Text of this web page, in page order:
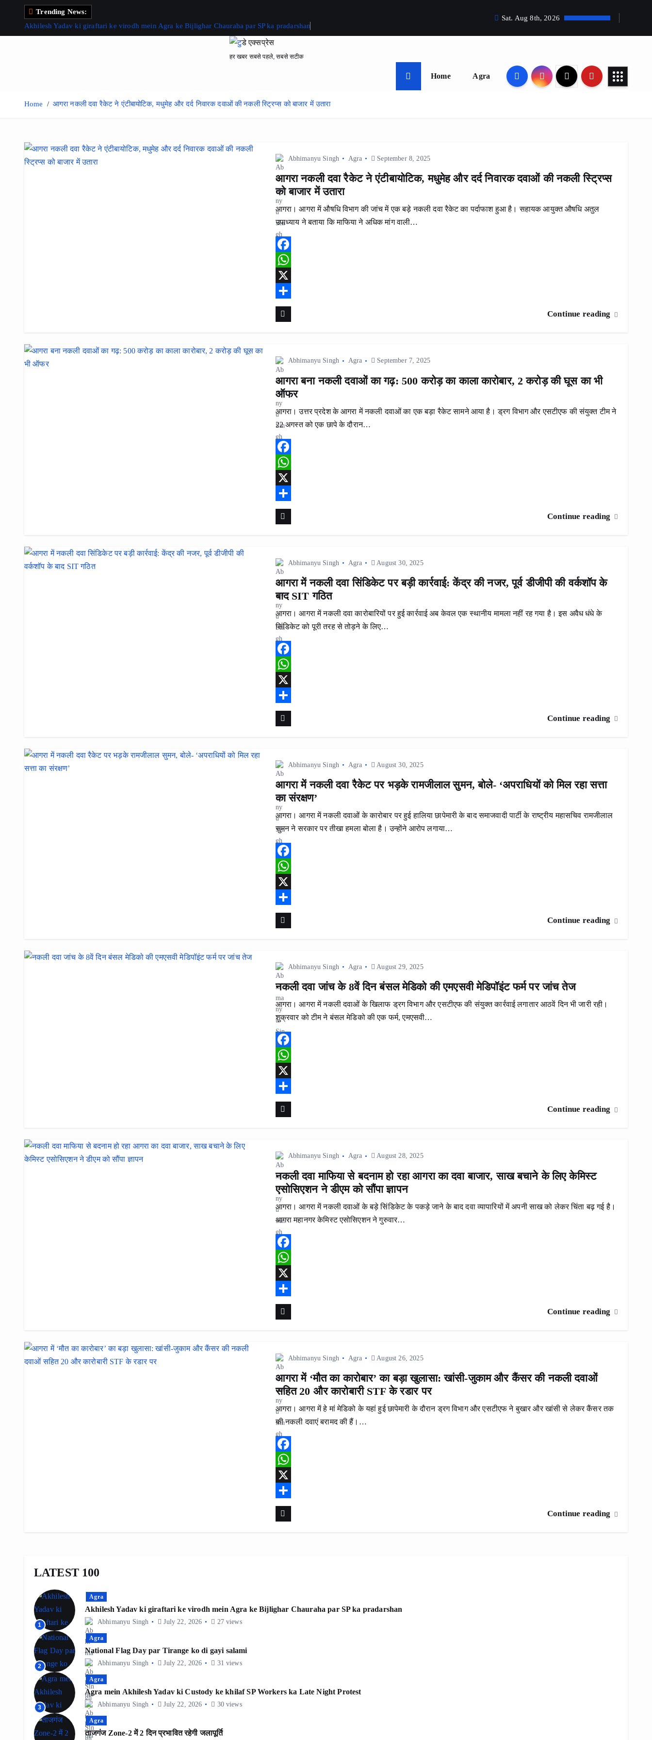
Trending News:
Akhilesh Yadav ki giraftari ke virodh mein Agra ke Bijlighar Chauraha par SP ka pradarshan
Sat. Aug 8th, 2026
हर खबर सबसे पहले, सबसे सटीक
Home Agra
Home आगरा नकली दवा रैकेट ने एंटीबायोटिक, मधुमेह और दर्द निवारक दवाओं की नकली स्ट्रिप्स को बाजार में उतारा
Abhimanyu Singh Agra September 8, 2025
आगरा नकली दवा रैकेट ने एंटीबायोटिक, मधुमेह और दर्द निवारक दवाओं की नकली स्ट्रिप्स
को बाजार में उतारा
आगरा। आगरा में औषधि विभाग की जांच में एक बड़े नकली दवा रैकेट का पर्दाफाश हुआ है। सहायक आयुक्त औषधि अतुल
उपाध्याय ने बताया कि माफिया ने अधिक मांग वाली…
F
e
b
k
W
h
a
t
p
p
X
S
h
e
Continue reading
Abhimanyu Singh Agra September 7, 2025
आगरा बना नकली दवाओं का गढ़: 500 करोड़ का काला कारोबार, 2 करोड़ की घूस का भी
ऑफर
आगरा। उत्तर प्रदेश के आगरा में नकली दवाओं का एक बड़ा रैकेट सामने आया है। ड्रग विभाग और एसटीएफ की संयुक्त टीम ने
22 अगस्त को एक छापे के दौरान…
F
e
b
k
W
h
a
t
p
p
X
S
h
e
Continue reading
Abhimanyu Singh Agra August 30, 2025
आगरा में नकली दवा सिंडिकेट पर बड़ी कार्रवाई: केंद्र की नजर, पूर्व डीजीपी की वर्कशॉप के
बाद SIT गठित
आगरा। आगरा में नकली दवा कारोबारियों पर हुई कार्रवाई अब केवल एक स्थानीय मामला नहीं रह गया है। इस अवैध धंधे के
सिंडिकेट को पूरी तरह से तोड़ने के लिए…
F
e
b
k
W
h
a
t
p
p
X
S
h
e
Continue reading
Abhimanyu Singh Agra August 30, 2025
आगरा में नकली दवा रैकेट पर भड़के रामजीलाल सुमन, बोले- ‘अपराधियों को मिल रहा सत्ता
का संरक्षण’
आगरा। आगरा में नकली दवाओं के कारोबार पर हुई हालिया छापेमारी के बाद समाजवादी पार्टी के राष्ट्रीय महासचिव रामजीलाल
सुमन ने सरकार पर तीखा हमला बोला है। उन्होंने आरोप लगाया…
F
e
b
k
W
h
a
t
p
p
X
S
h
e
Continue reading
Abhimanyu Singh Agra August 29, 2025
नकली दवा जांच के 8वें दिन बंसल मेडिको की एमएसवी मेडिपॉइंट फर्म पर जांच तेज
आगरा। आगरा में नकली दवाओं के खिलाफ ड्रग विभाग और एसटीएफ की संयुक्त कार्रवाई लगातार आठवें दिन भी जारी रही।
शुक्रवार को टीम ने बंसल मेडिको की एक फर्म, एमएसवी…
F
e
b
k
W
h
a
t
p
p
X
S
h
e
Continue reading
Abhimanyu Singh Agra August 28, 2025
नकली दवा माफिया से बदनाम हो रहा आगरा का दवा बाजार, साख बचाने के लिए केमिस्ट
एसोसिएशन ने डीएम को सौंपा ज्ञापन
आगरा। आगरा में नकली दवाओं के बड़े सिंडिकेट के पकड़े जाने के बाद दवा व्यापारियों में अपनी साख को लेकर चिंता बढ़ गई है।
आगरा महानगर केमिस्ट एसोसिएशन ने गुरुवार…
F
e
b
k
W
h
a
t
p
p
X
S
h
e
Continue reading
Abhimanyu Singh Agra August 26, 2025
आगरा में ‘मौत का कारोबार’ का बड़ा खुलासा: खांसी-जुकाम और कैंसर की नकली दवाओं
सहित 20 और कारोबारी STF के रडार पर
आगरा। आगरा में हे मां मेडिको के यहां हुई छापेमारी के दौरान ड्रग विभाग और एसटीएफ ने बुखार और खांसी से लेकर कैंसर तक
की नकली दवाएं बरामद की हैं।…
F
e
b
W
h
a
t
X
S
h
Continue reading
LATEST 100
1
Agra
Akhilesh Yadav ki giraftari ke virodh mein Agra ke Bijlighar Chauraha par SP ka pradarshan
Abhimanyu Singh July 22, 2026 27 views
2
Agra
National Flag Day par Tirange ko di gayi salami
Abhimanyu Singh July 22, 2026 31 views
3
Agra
Agra mein Akhilesh Yadav ki Custody ke khilaf SP Workers ka Late Night Protest
Abhimanyu Singh July 22, 2026 30 views
Agra
ताजगंज Zone-2 में 2 दिन प्रभावित रहेगी जलापूर्ति